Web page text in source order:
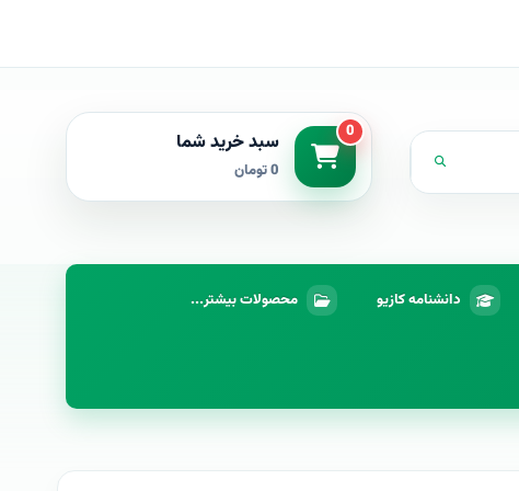
0 سبد خرید شما
0 تومان
دانشنامه کازیو محصولات بیشتر...